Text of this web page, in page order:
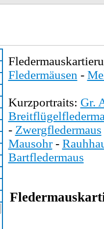
Fledermäusen -
Kurzportraits: Gr.
- Zwergfledermaus
Mausohr-
Bartfledermaus